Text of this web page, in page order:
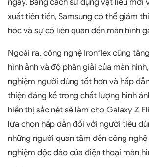
xuất tiên tiến, Samsung có thể giảm
hóc và sự cố liên quan đến màn hình
Ngoài ra, công nghệ Ironflex cũng
hình ảnh và độ phân giải của màn
nghiệm người dùng tốt hơn và hấp
thiện đáng kể trong chất lượng hình
hiển thị sắc nét sẽ làm cho Galaxy Z
lựa chọn hấp dẫn đối với người tiêu
những người quan tâm đến công
nghiệm độc đáo của điện thoại màn